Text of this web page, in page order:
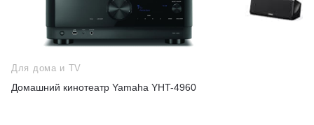
Для дома и TV
Домашний кинотеатр Yamaha YHT-4960